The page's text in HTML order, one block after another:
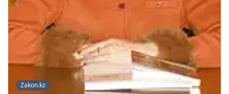
Zakon.kz